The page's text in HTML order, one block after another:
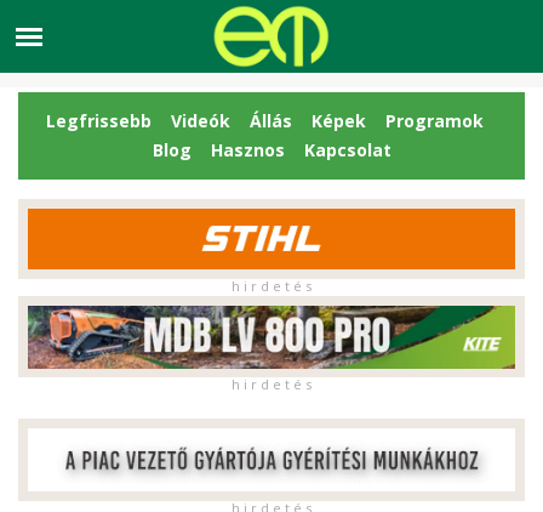
Legfrissebb Videók Állás Képek
Programok
Blog
Hasznos Kapcsolat
h i r d e t é s
h i r d e t é s
h i r d e t é s